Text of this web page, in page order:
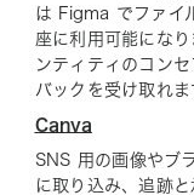
は Figma でファイ
座に利用可能にな
ンティティのコン
バックを受け取れま
Canva
SNS 用の画像やブ
に取り込み、追跡